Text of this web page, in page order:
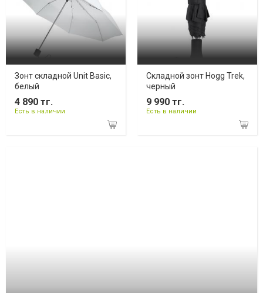
Зонт складной Unit Basic,
белый
4 890 тг.
Есть в наличии
Складной зонт Hogg Trek,
черный
9 990 тг.
Есть в наличии